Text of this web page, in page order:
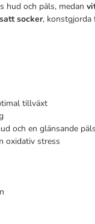
hud och päls, medan
socker, konstgjorda
tillväxt
och en glänsande päls
oxidativ stress